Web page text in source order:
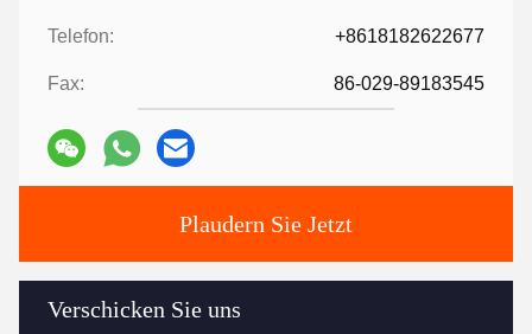
Telefon: +8618182622677
Fax: 86-029-89183545
Plaudern Sie Jetzt
Verschicken Sie uns